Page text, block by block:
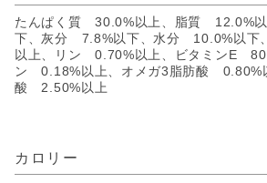
たんぱく質 30.0%以上、脂質 12.0%
下、灰分 7.8%以下、水分 10.0%以下
以上、リン 0.70%以上、ビタミンE
ン 0.18%以上、オメガ3脂肪酸 0.80%
酸 2.50%以上
カロリー